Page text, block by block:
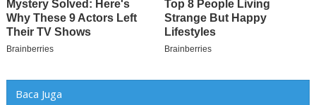
Baca Juga